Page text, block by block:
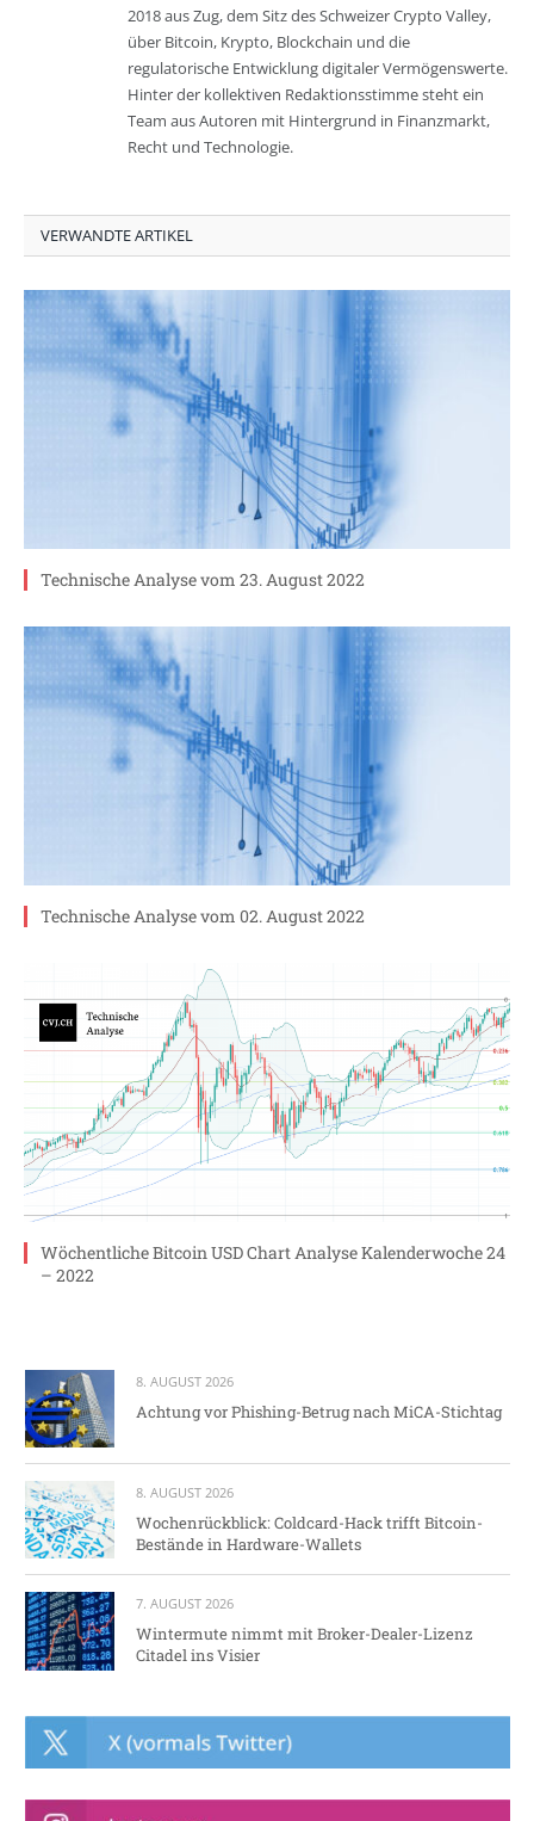
2018 aus Zug, dem Sitz des Schweizer Crypto Valley,
über Bitcoin, Krypto, Blockchain und die
regulatorische Entwicklung digitaler Vermögenswerte.
Hinter der kollektiven Redaktionsstimme steht ein
Team aus Autoren mit Hintergrund in Finanzmarkt,
Recht und Technologie.
VERWANDTE ARTIKEL
Technische Analyse vom 23. August 2022
Technische Analyse vom 02. August 2022
Wöchentliche Bitcoin USD Chart Analyse Kalenderwoche 24
– 2022
8. AUGUST 2026
Achtung vor Phishing-Betrug nach MiCA-Stichtag
8. AUGUST 2026
Wochenrückblick: Coldcard-Hack trifft Bitcoin-
Bestände in Hardware-Wallets
7. AUGUST 2026
Wintermute nimmt mit Broker-Dealer-Lizenz
Citadel ins Visier